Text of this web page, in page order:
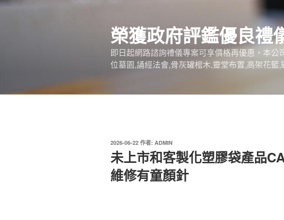
跳
榮獲政府評鑑優良禮
即日起網路諮詢禮儀專案可享價格再優惠，本
位墓園,誦經法會,骨灰罐棺木,靈堂布置,高架花籃,
發
於
2026-06-22 作者: ADMIN
未上市和客製化塑膠袋產品
維修有童顏針